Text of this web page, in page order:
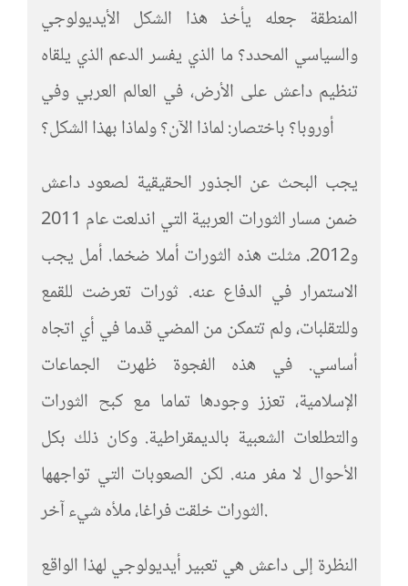
المنطقة جعله يأخذ هذا الشكل الأيديولوجي
والسياسي المحدد؟ ما الذي يفسر الدعم الذي يلقاه
تنظيم داعش على الأرض، في العالم العربي وفي
أوروبا؟ باختصار: لماذا الآن؟ ولماذا بهذا الشكل؟
يجب البحث عن الجذور الحقيقية لصعود داعش
ضمن مسار الثورات العربية التي اندلعت عام 2011
و2012. مثلت هذه الثورات أملا ضخما. أمل يجب
الاستمرار في الدفاع عنه. ثورات تعرضت للقمع
وللتقلبات، ولم تتمكن من المضي قدما في أي اتجاه
أساسي. في هذه الفجوة ظهرت الجماعات
الإسلامية، تعزز وجودها تماما مع كبح الثورات
والتطلعات الشعبية بالديمقراطية. وكان ذلك بكل
الأحوال لا مفر منه. لكن الصعوبات التي تواجهها
الثورات خلقت فراغا، ملأه شيء آخر.
النظرة إلى داعش هي تعبير أيديولوجي لهذا الواقع